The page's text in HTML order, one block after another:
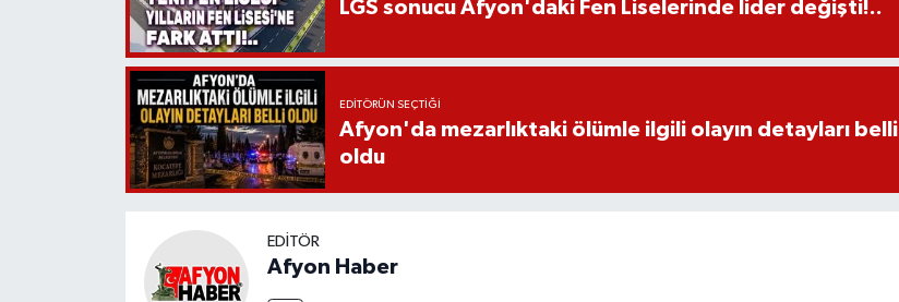
LGS sonucu Afyon'daki Fen Liselerinde lider değişti!..
EDITÖRÜN SEÇTIĞI
Afyon'da mezarlıktaki ölümle ilgili olayın detayları belli
oldu
EDITÖR
Afyon Haber